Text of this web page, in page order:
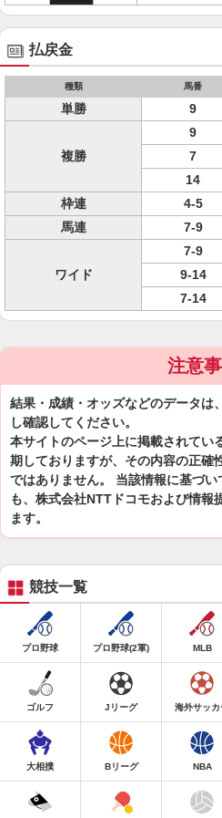
払戻金
種類 馬番
単勝 9
複勝
9
7
14
枠連
4-5
馬連
7-9
ワイド
7-9
9-14
7-14
注意
結果・成績・オッズなどのデータは
し確認してください。
本サイトのページ上に掲載されてい
期しておりますが、その内容の正確
ではありません。 当該情報に基づ
も、株式会社NTTドコモおよび情報
ます。
競技一覧
プロ野球 プロ野球(2軍) MLB
ゴルフ Jリーグ 海外サッカ
大相撲 Bリーグ NBA